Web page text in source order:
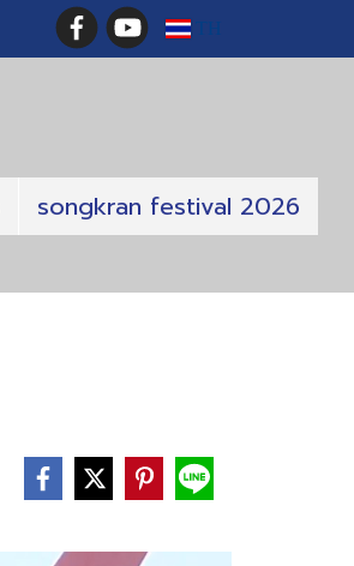
TH
songkran festival 2026